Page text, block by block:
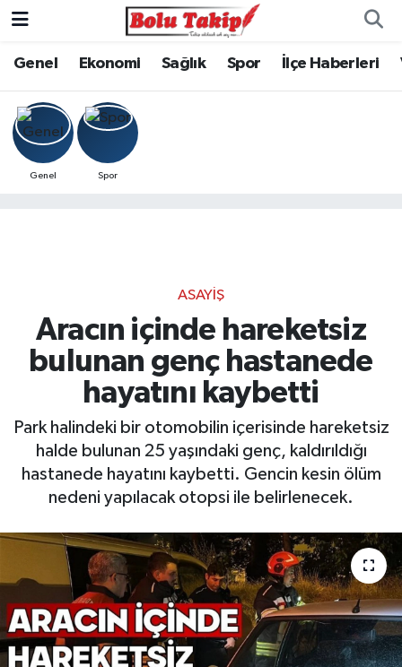
Genel Ekonomi Sağlık Spor İlçe Haberleri
Genel Spor
ASAYIŞ
Aracın içinde hareketsiz
bulunan genç hastanede
hayatını kaybetti
Park halindeki bir otomobilin içerisinde hareketsiz
halde bulunan 25 yaşındaki genç, kaldırıldığı
hastanede hayatını kaybetti. Gencin kesin ölüm
nedeni yapılacak otopsi ile belirlenecek.